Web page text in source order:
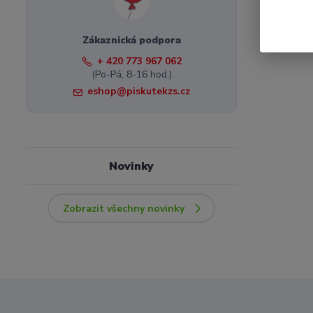
Zákaznická podpora
+ 420 773 967 062
(Po-Pá, 8-16 hod.)
eshop@piskutekzs.cz
Novinky
Zobrazit všechny novinky